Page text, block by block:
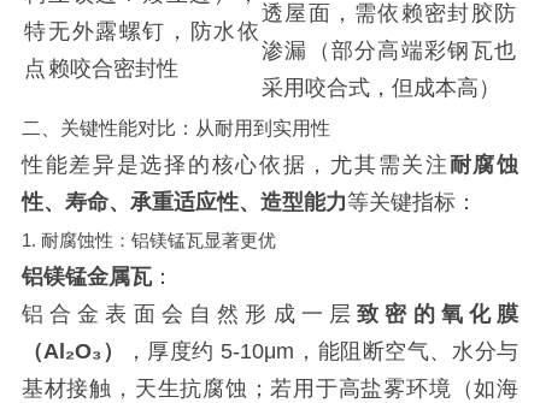
特
点
无外露螺钉，防水依
赖咬合密封性
透屋面，需依赖密封胶防
渗漏（部分高端彩钢瓦也
采用咬合式，但成本高）
二、关键性能对比：从耐用到实用性
性能差异是选择的核心依据，尤其需关注 耐腐蚀
性、寿命、承重适应性、造型能力等关键指标：
1. 耐腐蚀性：铝镁锰瓦显著更优
铝镁锰金属瓦：
铝合金表面会自然形成一层致密的氧化膜
（Al₂O₃）
，厚度约 5-10μm，能阻断空气、水分与
基材接触，天生抗腐蚀；若用于高盐雾环境（如海